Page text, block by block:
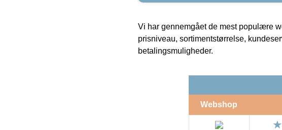
Vi har gennemgået de mest populære
prisniveau, sortimentstørrelse,
betalingsmuligheder.
Webshop